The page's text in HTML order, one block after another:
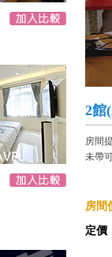
2館
房間
未帶
房間
定價